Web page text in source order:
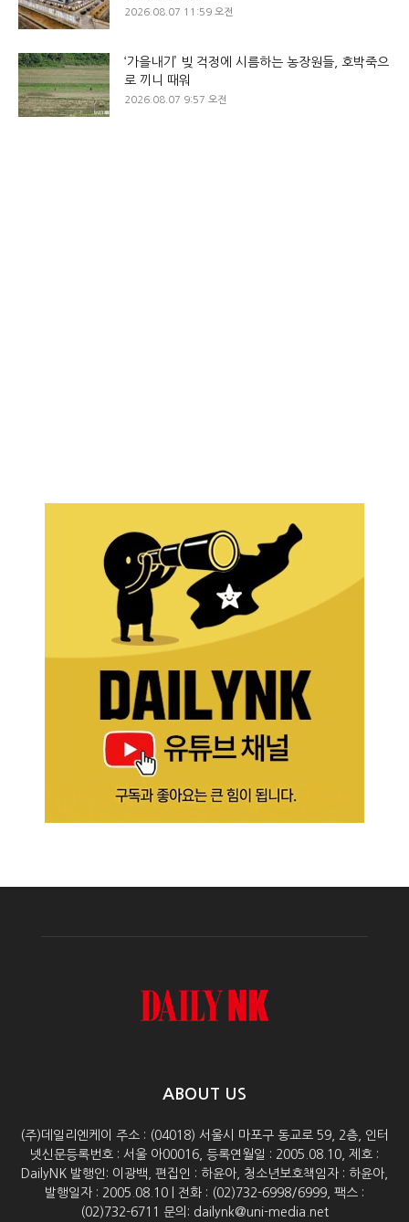
2026.08.07 11:59 오전
‘가을내기’ 빚 걱정에 시름하는 농장원들, 호박죽으
로 끼니 때워
2026.08.07 9:57 오전
ABOUT US
(주)데일리엔케이 주소 : (04018) 서울시 마포구 동교로 59, 2층, 인터
넷신문등록번호 : 서울 아00016, 등록연월일 : 2005.08.10, 제호 :
DailyNK 발행인: 이광백, 편집인 : 하윤아, 청소년보호책임자 : 하윤아,
발행일자 : 2005.08.10 | 전화 : (02)732-6998/6999, 팩스 :
(02)732-6711 문의: dailynk@uni-media.net